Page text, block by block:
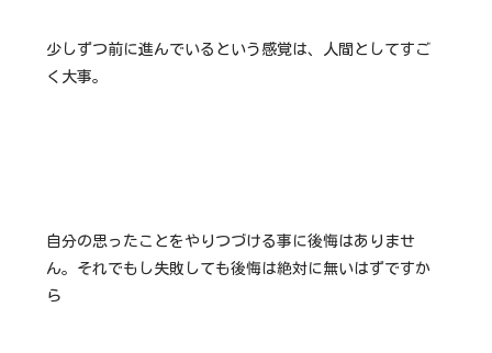
少しずつ前に進んでいるという感覚は、人間としてすご
く大事。
自分の思ったことをやりつづける事に後悔はありませ
ん。それでもし失敗しても後悔は絶対に無いはずですか
ら